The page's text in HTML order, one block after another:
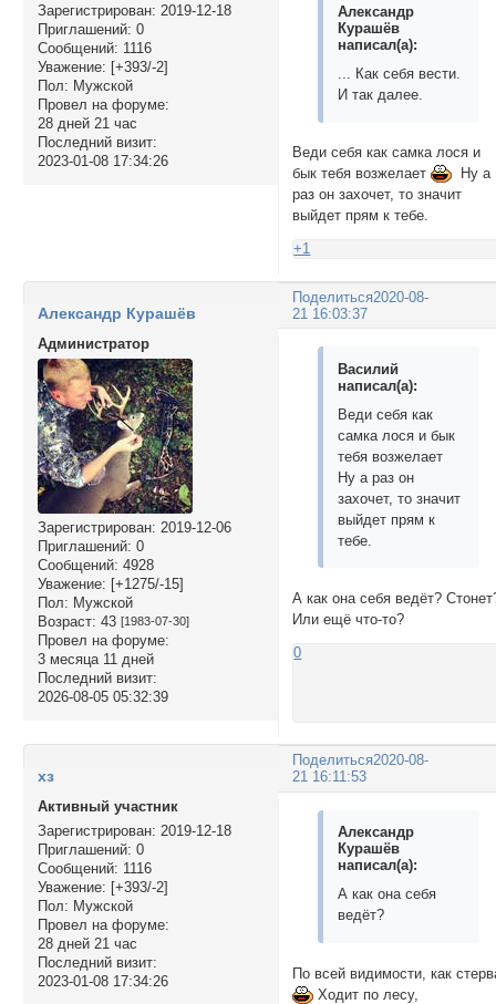
Зарегистрирован: 2019-12-18
Приглашений: 0
Сообщений: 1116
Уважение: [+393/-2]
Пол: Мужской
Провел на форуме:
28 дней 21 час
Последний визит:
2023-01-08 17:34:26
Александр
Курашёв
написал(а):
... Как себя вести.
И так далее.
Веди себя как самка лося и
бык тебя возжелает
Ну а
раз он захочет, то значит
выйдет прям к тебе.
+1
Поделиться2020-08-
21 16:03:37
Александр Курашёв
Администратор
Зарегистрирован: 2019-12-06
Приглашений: 0
Сообщений: 4928
Уважение: [+1275/-15]
Пол: Мужской
Возраст: 43 [1983-07-30]
Провел на форуме:
3 месяца 11 дней
Последний визит:
2026-08-05 05:32:39
Василий
написал(а):
Веди себя как
самка лося и бык
тебя возжелает
Ну а раз он
захочет, то значит
выйдет прям к
тебе.
А как она себя ведёт?
Или ещё что-то?
0
Поделиться2020-08-
21 16:11:53
хз
Активный участник
Зарегистрирован: 2019-12-18
Приглашений: 0
Сообщений: 1116
Уважение: [+393/-2]
Пол: Мужской
Провел на форуме:
28 дней 21 час
Последний визит:
2023-01-08 17:34:26
Александр
Курашёв
написал(а):
А как она себя
ведёт?
По всей видимости, как
Ходит по лесу,